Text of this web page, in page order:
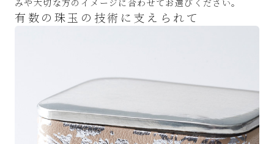
有数の珠玉の技術に支えられて